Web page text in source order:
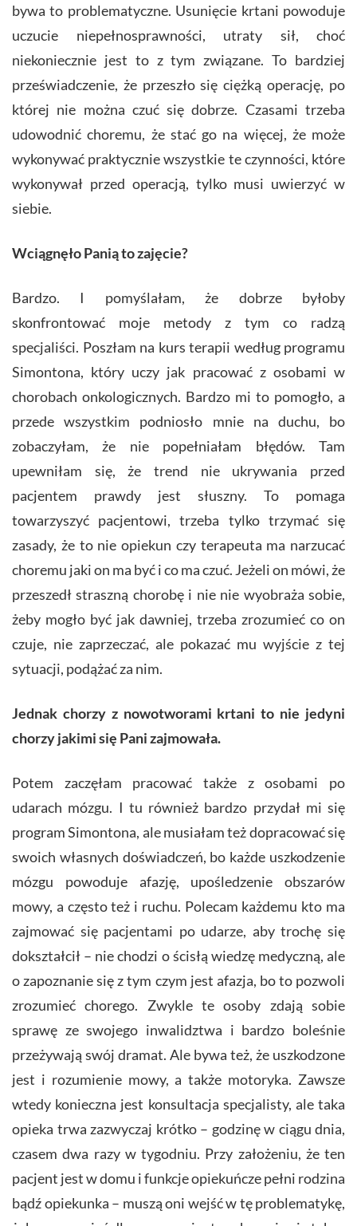
bywa to problematyczne. Usunięcie krtani powoduje
uczucie niepełnosprawności, utraty sił, choć
niekoniecznie jest to z tym związane. To bardziej
przeświadczenie, że przeszło się ciężką operację, po
której nie można czuć się dobrze. Czasami trzeba
udowodnić choremu, że stać go na więcej, że może
wykonywać praktycznie wszystkie te czynności, które
wykonywał przed operacją, tylko musi uwierzyć w
siebie.
Wciągnęło Panią to zajęcie?
Bardzo. I pomyślałam, że dobrze byłoby
skonfrontować moje metody z tym co radzą
specjaliści. Poszłam na kurs terapii według programu
Simontona, który uczy jak pracować z osobami w
chorobach onkologicznych. Bardzo mi to pomogło, a
przede wszystkim podniosło mnie na duchu, bo
zobaczyłam, że nie popełniałam błędów. Tam
upewniłam się, że trend nie ukrywania przed
pacjentem prawdy jest słuszny. To pomaga
towarzyszyć pacjentowi, trzeba tylko trzymać się
zasady, że to nie opiekun czy terapeuta ma narzucać
choremu jaki on ma być i co ma czuć. Jeżeli on mówi, że
przeszedł straszną chorobę i nie nie wyobraża sobie,
żeby mogło być jak dawniej, trzeba zrozumieć co on
czuje, nie zaprzeczać, ale pokazać mu wyjście z tej
sytuacji, podążać za nim.
Jednak chorzy z nowotworami krtani to nie jedyni
chorzy jakimi się Pani zajmowała.
Potem zaczęłam pracować także z osobami po
udarach mózgu. I tu również bardzo przydał mi się
program Simontona, ale musiałam też dopracować się
swoich własnych doświadczeń, bo każde uszkodzenie
mózgu powoduje afazję, upośledzenie obszarów
mowy, a często też i ruchu. Polecam każdemu kto ma
zajmować się pacjentami po udarze, aby trochę się
dokształcił – nie chodzi o ścisłą wiedzę medyczną, ale
o zapoznanie się z tym czym jest afazja, bo to pozwoli
zrozumieć chorego. Zwykle te osoby zdają sobie
sprawę ze swojego inwalidztwa i bardzo boleśnie
przeżywają swój dramat. Ale bywa też, że uszkodzone
jest i rozumienie mowy, a także motoryka. Zawsze
wtedy konieczna jest konsultacja specjalisty, ale taka
opieka trwa zazwyczaj krótko – godzinę w ciągu dnia,
czasem dwa razy w tygodniu. Przy założeniu, że ten
pacjent jest w domu i funkcje opiekuńcze pełni rodzina
bądź opiekunka – muszą oni wejść w tę problematykę,